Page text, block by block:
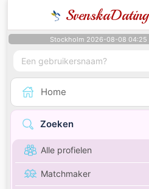
SvenskaDating
Stockholm 2026-08-08 04:25
Home
Zoeken
Alle profielen
Matchmaker